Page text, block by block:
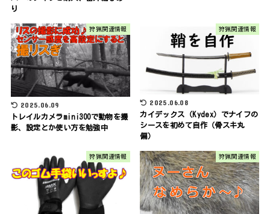
り
狩猟関連情報
2025.06.09
トレイルカメラmini300で動物を撮
影、設定とか使い方を勉強中
狩猟関連情報
2025.06.08
カイデックス（Kydex）でナイフの
シースを初めて自作（骨スキ丸
偏）
狩猟関連情報 狩猟関連情報